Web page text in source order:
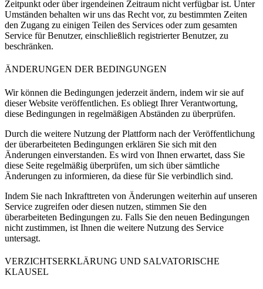
Zeitpunkt oder über irgendeinen Zeitraum nicht verfügbar ist. Unter
Umständen behalten wir uns das Recht vor, zu bestimmten Zeiten
den Zugang zu einigen Teilen des Services oder zum gesamten
Service für Benutzer, einschließlich registrierter Benutzer, zu
beschränken.
ÄNDERUNGEN DER BEDINGUNGEN
Wir können die Bedingungen jederzeit ändern, indem wir sie auf
dieser Website veröffentlichen. Es obliegt Ihrer Verantwortung,
diese Bedingungen in regelmäßigen Abständen zu überprüfen.
Durch die weitere Nutzung der Plattform nach der Veröffentlichung
der überarbeiteten Bedingungen erklären Sie sich mit den
Änderungen einverstanden. Es wird von Ihnen erwartet, dass Sie
diese Seite regelmäßig überprüfen, um sich über sämtliche
Änderungen zu informieren, da diese für Sie verbindlich sind.
Indem Sie nach Inkrafttreten von Änderungen weiterhin auf unseren
Service zugreifen oder diesen nutzen, stimmen Sie den
überarbeiteten Bedingungen zu. Falls Sie den neuen Bedingungen
nicht zustimmen, ist Ihnen die weitere Nutzung des Service
untersagt.
VERZICHTSERKLÄRUNG UND SALVATORISCHE
KLAUSEL